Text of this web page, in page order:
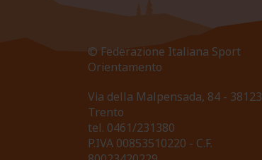
© Federazione Italiana Sport
Orientamento
Via della Malpensada, 84 - 38123
Trento
tel. 0461/231380
P.IVA 00853510220 - C.F.